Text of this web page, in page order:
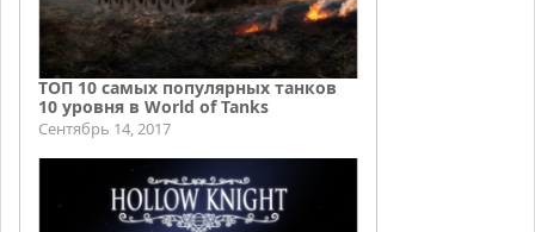
ТОП 10 самых популярных танков
10 уровня в World of Tanks
Сентябрь 14, 2017